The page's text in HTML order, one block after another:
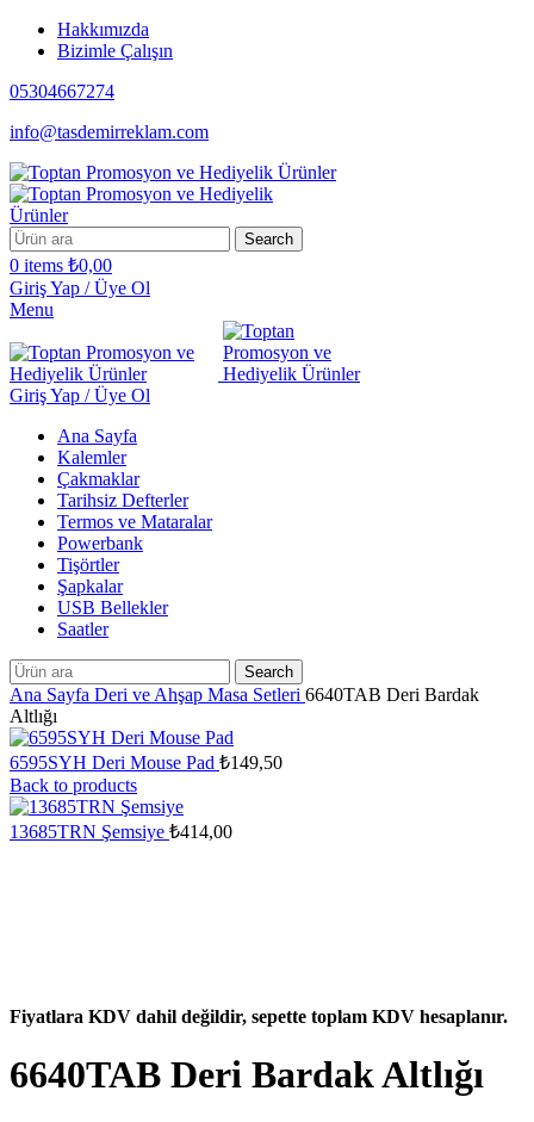
Hakkımızda
Bizimle Çalışın
05304667274
info@tasdemirreklam.com
Search
0 items ₺0,00
Giriş Yap / Üye Ol
Menu
Giriş Yap / Üye Ol
Ana Sayfa
Kalemler
Çakmaklar
Tarihsiz Defterler
Termos ve Mataralar
Powerbank
Tişörtler
Şapkalar
USB Bellekler
Saatler
Search
Ana Sayfa Deri ve Ahşap Masa Setleri 6640TAB Deri Bardak
Altlığı
6595SYH Deri Mouse Pad ₺149,50
Back to products
13685TRN Şemsiye ₺414,00
Fiyatlara KDV dahil değildir, sepette toplam KDV hesaplanır.
6640TAB Deri Bardak Altlığı